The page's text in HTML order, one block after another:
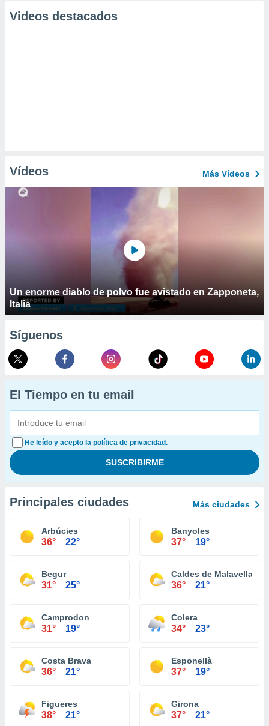
Videos destacados
Vídeos Más Vídeos
Un enorme diablo de polvo fue avistado en Zapponeta,
Italia
Síguenos
El Tiempo en tu email
He leído y acepto la política de privacidad.
Principales ciudades Más ciudades
Arbúcies
36° 22°
Banyoles
37° 19°
Begur
31° 25°
Caldes de Malavella
36° 21°
Camprodon
31° 19°
Colera
34° 23°
Costa Brava
36° 21°
Esponellà
37° 19°
Figueres
38° 21°
Girona
37° 21°